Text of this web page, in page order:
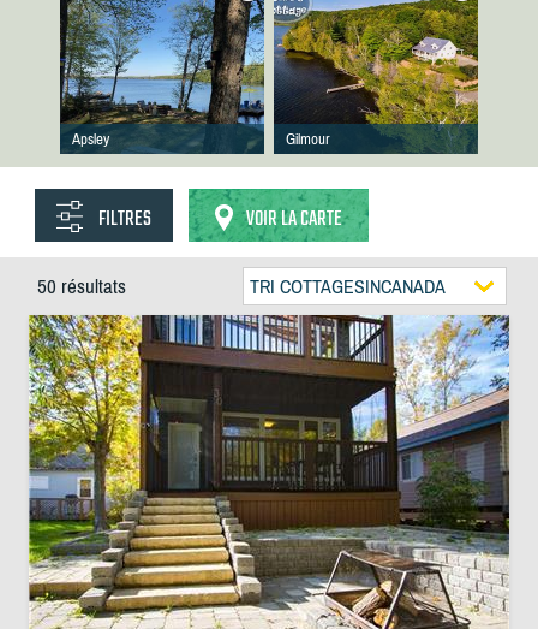
Apsley Gilmour
FILTRES VOIR LA CARTE
50 résultats TRI COTTAGESINCANADA